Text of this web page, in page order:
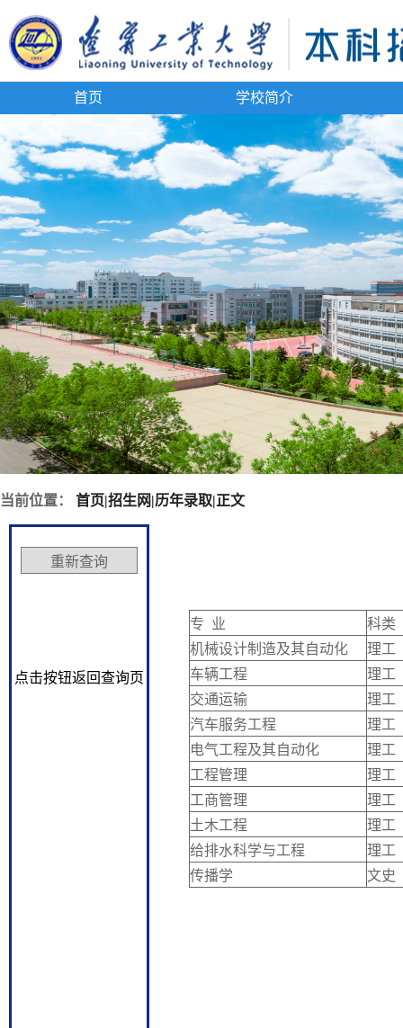
首页 学校简介
当前位置： 首页|招生网|历年录取|正文
点击按钮返回查询页
专 业
科类
机械设计制造及其自动化
理工
车辆工程
理工
交通运输
理工
汽车服务工程
理工
电气工程及其自动化
理工
工程管理
理工
工商管理
理工
土木工程
理工
给排水科学与工程
理工
传播学
文史